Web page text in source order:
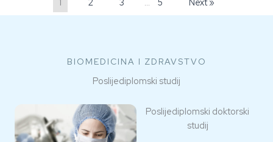
BIOMEDICINA I ZDRAVSTVO
Poslijediplomski studij
Poslijediplomski doktorski
studij